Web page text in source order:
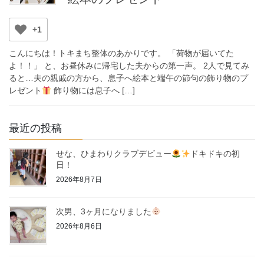
+1
こんにちは！トキまち整体のあかりです。 「荷物が届いてた
よ！！」 と、お昼休みに帰宅した夫からの第一声。 2人で見てみ
ると…夫の親戚の方から、息子へ絵本と端午の節句の飾り物のプ
レゼント
飾り物には息子へ […]
最近の投稿
せな、ひまわりクラブデビュー
ドキドキの初
日！
2026年8月7日
次男、3ヶ月になりました
2026年8月6日